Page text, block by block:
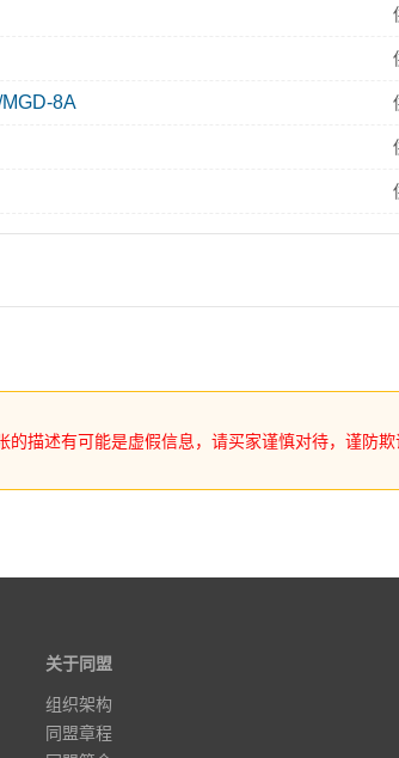
8A
描述有可能是虚假信息，请买家谨慎对待，谨防欺
关于同盟
组织架构
同盟章程